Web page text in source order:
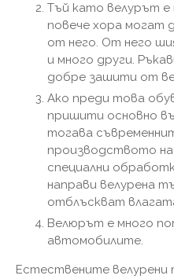
Тъй като велурът
повече хора могат
от него. От него
и много други.
добре зашити от
Ако преди това
пришити основно
тогава
производството на
специални
направи велурена
отблъскват
Велюрът е много
автомобилите.
Естествените велурени